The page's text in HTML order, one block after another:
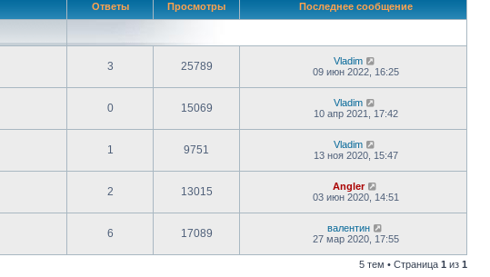
Ответы Просмотры Последнее сообщение
3 25789
Vladim
09 июн 2022, 16:25
0 15069
Vladim
10 апр 2021, 17:42
1 9751
Vladim
13 ноя 2020, 15:47
2 13015
Angler
03 июн 2020, 14:51
6 17089
валентин
27 мар 2020, 17:55
5 тем • Страница 1 из 1